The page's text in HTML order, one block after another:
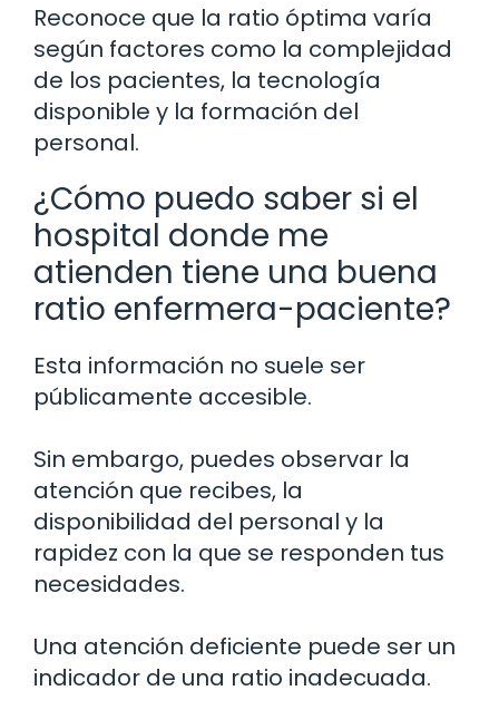
Reconoce que la ratio óptima varía
según factores como la complejidad
de los pacientes, la tecnología
disponible y la formación del
personal.
¿Cómo puedo saber si el
hospital donde me
atienden tiene una buena
ratio enfermera-paciente?
Esta información no suele ser
públicamente accesible.
Sin embargo, puedes observar la
atención que recibes, la
disponibilidad del personal y la
rapidez con la que se responden tus
necesidades.
Una atención deficiente puede ser un
indicador de una ratio inadecuada.